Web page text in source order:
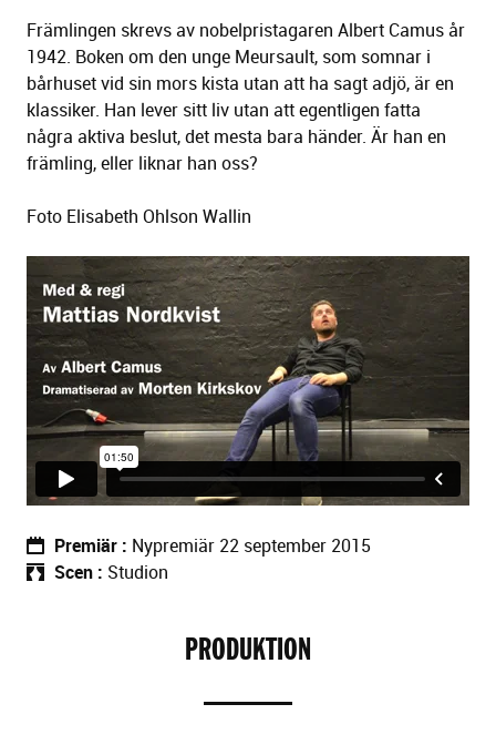
Främlingen skrevs av nobelpristagaren Albert Camus år
1942. Boken om den unge Meursault, som somnar i
bårhuset vid sin mors kista utan att ha sagt adjö, är en
klassiker. Han lever sitt liv utan att egentligen fatta
några aktiva beslut, det mesta bara händer. Är han en
främling, eller liknar han oss?
Foto Elisabeth Ohlson Wallin
Premiär
Nypremiär 22 september 2015
Scen
Studion
PRODUKTION